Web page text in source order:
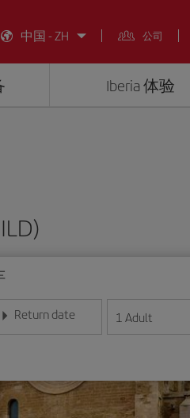
中国 - ZH
公司
Iberia 体验
月/年
Return date
请输入日期，格式为日/月/年
1 Adult